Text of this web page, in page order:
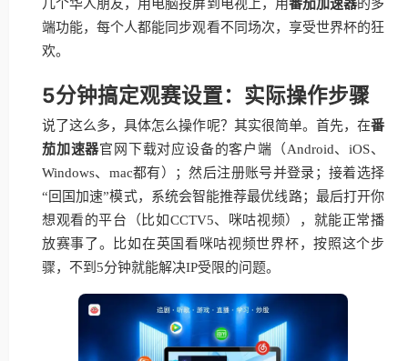
几个华人朋友，用电脑投屏到电视上，用番茄加速器的多
端功能，每个人都能同步观看不同场次，享受世界杯的狂
欢。
5分钟搞定观赛设置：实际操作步骤
说了这么多，具体怎么操作呢？其实很简单。首先，在番
茄加速器官网下载对应设备的客户端（Android、iOS、
Windows、mac都有）；然后注册账号并登录；接着选择
“回国加速”模式，系统会智能推荐最优线路；最后打开你
想观看的平台（比如CCTV5、咪咕视频），就能正常播
放赛事了。比如在英国看咪咕视频世界杯，按照这个步
骤，不到5分钟就能解决IP受限的问题。